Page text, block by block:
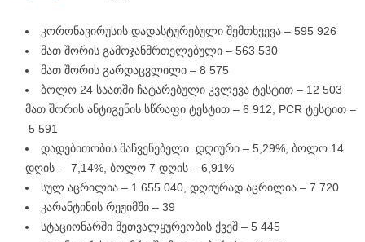
კორონავირუსის დადასტურებული შემთხვევა – 595 926
მათ შორის გამოჯანმრთელებული – 563 530
მათ შორის გარდაცვლილი – 8 575
ბოლო 24 საათში ჩატარებული კვლევა ტესტით – 12 503
მათ შორის ანტიგენის სწრაფი ტესტით – 6 912, PCR ტესტით –
5 591
დადებითობის მაჩვენებელი: დღიური – 5,29%, ბოლო 14
დღის – 7,14%, ბოლო 7 დღის – 6,91%
სულ აცრილია – 1 655 040, დღიურად აცრილია – 7 720
კარანტინის რეჟიმში – 39
სტაციონარში მეთვალყურეობის ქვეშ – 5 445